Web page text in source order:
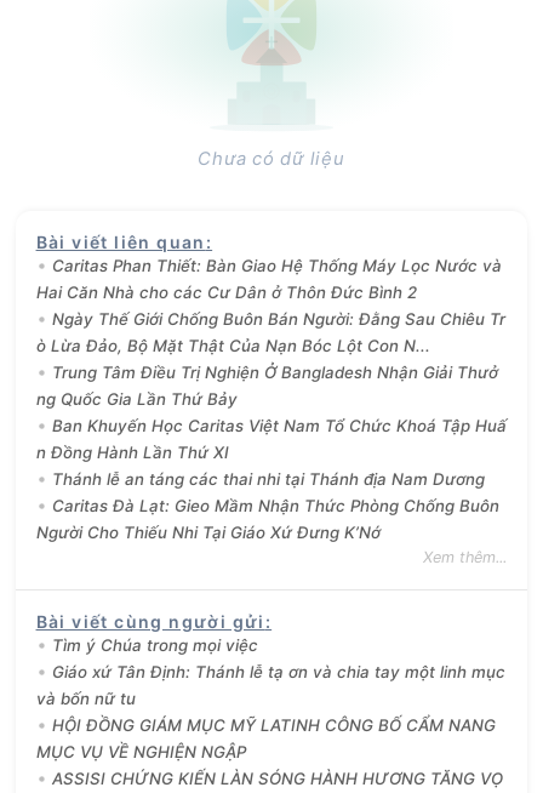
Chưa có dữ liệu
Bài viết liên quan :
Caritas Phan Thiết: Bàn Giao Hệ Thống Máy Lọc Nước và
Hai Căn Nhà cho các Cư Dân ở Thôn Đức Bình 2
Ngày Thế Giới Chống Buôn Bán Người: Đằng Sau Chiêu Tr
ò Lừa Đảo, Bộ Mặt Thật Của Nạn Bóc Lột Con N...
Trung Tâm Điều Trị Nghiện Ở Bangladesh Nhận Giải Thưở
ng Quốc Gia Lần Thứ Bảy
Ban Khuyến Học Caritas Việt Nam Tổ Chức Khoá Tập Huấ
n Đồng Hành Lần Thứ XI
Thánh lễ an táng các thai nhi tại Thánh địa Nam Dương
Caritas Đà Lạt: Gieo Mầm Nhận Thức Phòng Chống Buôn
Người Cho Thiếu Nhi Tại Giáo Xứ Đưng K’Nớ
Xem thêm...
Bài viết cùng người gửi :
Tìm ý Chúa trong mọi việc
Giáo xứ Tân Định: Thánh lễ tạ ơn và chia tay một linh mục
và bốn nữ tu
HỘI ĐỒNG GIÁM MỤC MỸ LATINH CÔNG BỐ CẨM NANG
MỤC VỤ VỀ NGHIỆN NGẬP
ASSISI CHỨNG KIẾN LÀN SÓNG HÀNH HƯƠNG TĂNG VỌ